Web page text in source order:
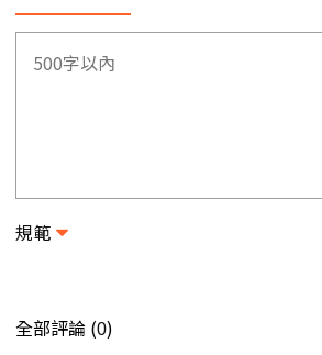
規範
全部評論 (0)